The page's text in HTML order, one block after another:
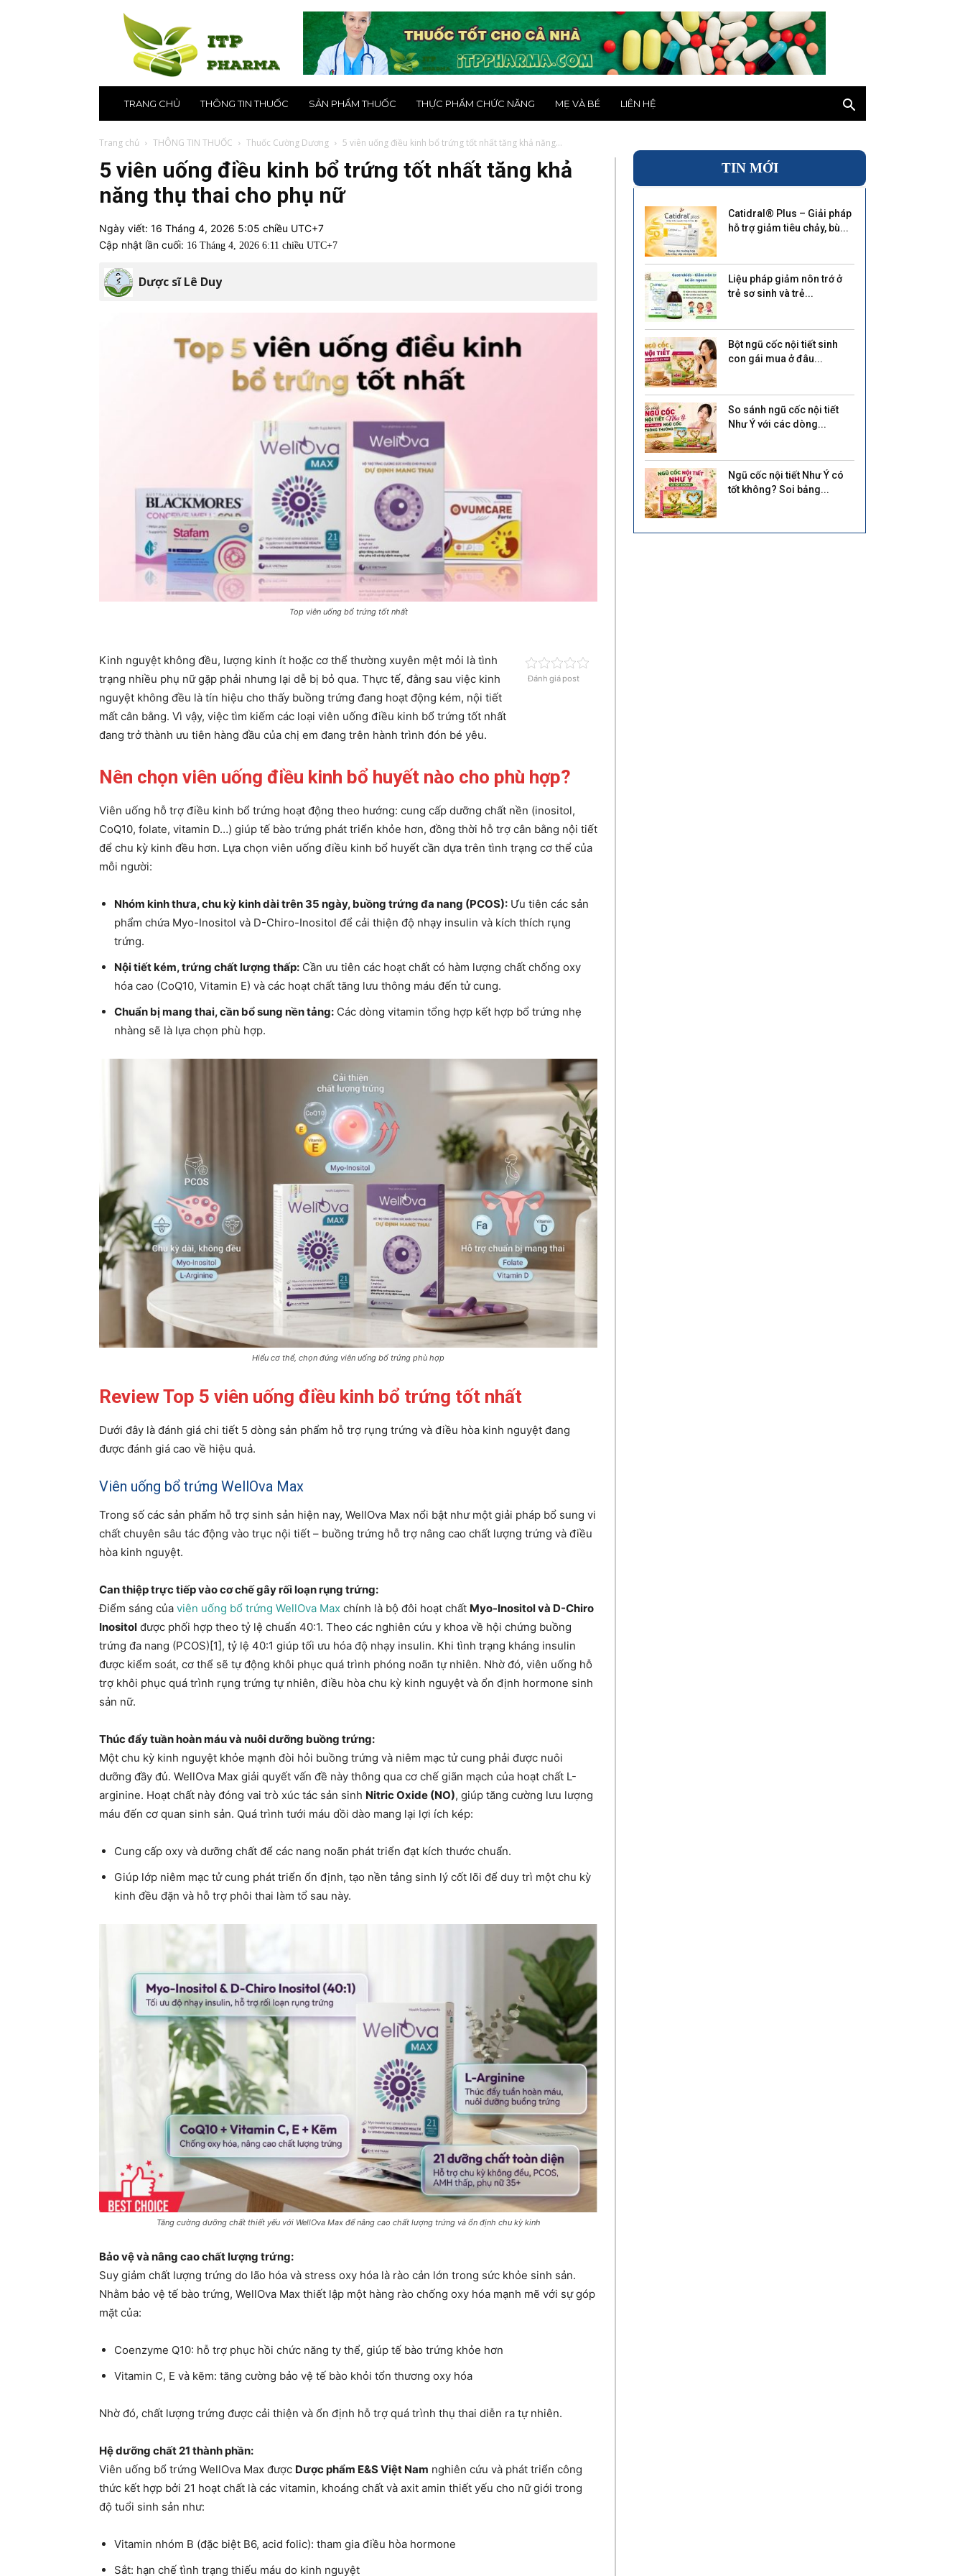
Nhà
thuốc
uy
1
Hà
Nội,
TPHCM
TRANG CHỦ THÔNG TIN THUỐC SẢN PHẨM THUỐC THỰC PHẨM CHỨC NĂNG MẸ VÀ BÉ LIÊN HỆ
Trang chủ THÔNG TIN THUỐC Thuốc Cường Dương 5 viên uống điều kinh bổ trứng tốt nhất tăng khả năng...
5 viên uống điều kinh bổ trứng tốt nhất tăng khả
năng thụ thai cho phụ nữ
Ngày viết: 16 Tháng 4, 2026 5:05 chiều UTC+7
Cập nhật lần cuối: 16 Tháng 4, 2026 6:11 chiều UTC+7
Dược sĩ Lê Duy
Top viên uống bổ trứng tốt nhất
Đánh giá post
Kinh nguyệt không đều, lượng kinh ít hoặc cơ thể thường xuyên mệt mỏi là tình
trạng nhiều phụ nữ gặp phải nhưng lại dễ bị bỏ qua. Thực tế, đằng sau việc kinh
nguyệt không đều là tín hiệu cho thấy buồng trứng đang hoạt động kém, nội tiết
mất cân bằng. Vì vậy, việc tìm kiếm các loại viên uống điều kinh bổ trứng tốt nhất
đang trở thành ưu tiên hàng đầu của chị em đang trên hành trình đón bé yêu.
Nên chọn viên uống điều kinh bổ huyết nào cho phù hợp?
Viên uống hỗ trợ điều kinh bổ trứng hoạt động theo hướng: cung cấp dưỡng chất nền (inositol,
CoQ10, folate, vitamin D…) giúp tế bào trứng phát triển khỏe hơn, đồng thời hỗ trợ cân bằng nội tiết
để chu kỳ kinh đều hơn. Lựa chọn viên uống điều kinh bổ huyết cần dựa trên tình trạng cơ thể của
mỗi người:
Nhóm kinh thưa, chu kỳ kinh dài trên 35 ngày, buồng trứng đa nang (PCOS): Ưu tiên các sản
phẩm chứa Myo-Inositol và D-Chiro-Inositol để cải thiện độ nhạy insulin và kích thích rụng
trứng.
Nội tiết kém, trứng chất lượng thấp: Cần ưu tiên các hoạt chất có hàm lượng chất chống oxy
hóa cao (CoQ10, Vitamin E) và các hoạt chất tăng lưu thông máu đến tử cung.
Chuẩn bị mang thai, cần bổ sung nền tảng: Các dòng vitamin tổng hợp kết hợp bổ trứng nhẹ
nhàng sẽ là lựa chọn phù hợp.
Hiểu cơ thể, chọn đúng viên uống bổ trứng phù hợp
Review Top 5 viên uống điều kinh bổ trứng tốt nhất
Dưới đây là đánh giá chi tiết 5 dòng sản phẩm hỗ trợ rụng trứng và điều hòa kinh nguyệt đang
được đánh giá cao về hiệu quả.
Viên uống bổ trứng WellOva Max
Trong số các sản phẩm hỗ trợ sinh sản hiện nay, WellOva Max nổi bật như một giải pháp bổ sung vi
chất chuyên sâu tác động vào trục nội tiết – buồng trứng hỗ trợ nâng cao chất lượng trứng và điều
hòa kinh nguyệt.
Can thiệp trực tiếp vào cơ chế gây rối loạn rụng trứng:
Điểm sáng của viên uống bổ trứng WellOva Max chính là bộ đôi hoạt chất Myo-Inositol và D-Chiro
Inositol được phối hợp theo tỷ lệ chuẩn 40:1. Theo các nghiên cứu y khoa về hội chứng buồng
trứng đa nang (PCOS)[1], tỷ lệ 40:1 giúp tối ưu hóa độ nhạy insulin. Khi tình trạng kháng insulin
được kiểm soát, cơ thể sẽ tự động khôi phục quá trình phóng noãn tự nhiên. Nhờ đó, viên uống hỗ
trợ khôi phục quá trình rụng trứng tự nhiên, điều hòa chu kỳ kinh nguyệt và ổn định hormone sinh
sản nữ.
Thúc đẩy tuần hoàn máu và nuôi dưỡng buồng trứng:
Một chu kỳ kinh nguyệt khỏe mạnh đòi hỏi buồng trứng và niêm mạc tử cung phải được nuôi
dưỡng đầy đủ. WellOva Max giải quyết vấn đề này thông qua cơ chế giãn mạch của hoạt chất L-
arginine. Hoạt chất này đóng vai trò xúc tác sản sinh Nitric Oxide (NO), giúp tăng cường lưu lượng
máu đến cơ quan sinh sản. Quá trình tưới máu dồi dào mang lại lợi ích kép:
Cung cấp oxy và dưỡng chất để các nang noãn phát triển đạt kích thước chuẩn.
Giúp lớp niêm mạc tử cung phát triển ổn định, tạo nền tảng sinh lý cốt lõi để duy trì một chu kỳ
kinh đều đặn và hỗ trợ phôi thai làm tổ sau này.
Tăng cường dưỡng chất thiết yếu với WellOva Max để nâng cao chất lượng trứng và ổn định chu kỳ kinh
Bảo vệ và nâng cao chất lượng trứng:
Suy giảm chất lượng trứng do lão hóa và stress oxy hóa là rào cản lớn trong sức khỏe sinh sản.
Nhằm bảo vệ tế bào trứng, WellOva Max thiết lập một hàng rào chống oxy hóa mạnh mẽ với sự góp
mặt của:
Coenzyme Q10: hỗ trợ phục hồi chức năng ty thể, giúp tế bào trứng khỏe hơn
Vitamin C, E và kẽm: tăng cường bảo vệ tế bào khỏi tổn thương oxy hóa
Nhờ đó, chất lượng trứng được cải thiện và ổn định hỗ trợ quá trình thụ thai diễn ra tự nhiên.
Hệ dưỡng chất 21 thành phần:
Viên uống bổ trứng WellOva Max được Dược phẩm E&S Việt Nam nghiên cứu và phát triển công
thức kết hợp bởi 21 hoạt chất là các vitamin, khoáng chất và axit amin thiết yếu cho nữ giới trong
độ tuổi sinh sản như:
Vitamin nhóm B (đặc biệt B6, acid folic): tham gia điều hòa hormone
Sắt: hạn chế tình trạng thiếu máu do kinh nguyệt
TIN MỚI
Catidral® Plus – Giải pháp
hỗ trợ giảm tiêu chảy, bù...
Liệu pháp giảm nôn trớ ở
trẻ sơ sinh và trẻ...
Bột ngũ cốc nội tiết sinh
con gái mua ở đâu...
So sánh ngũ cốc nội tiết
Như Ý với các dòng...
Ngũ cốc nội tiết Như Ý có
tốt không? Soi bảng...